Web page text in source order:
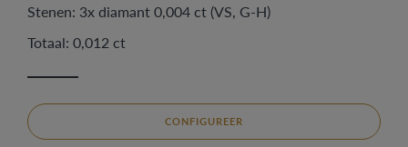
Stenen: 3x diamant 0,004 ct (VS, G-H)
Totaal: 0,012 ct
CONFIGUREER